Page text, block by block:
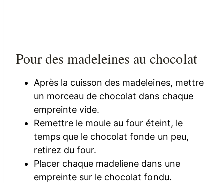
Pour des madeleines au chocolat
Après la cuisson des madeleines, mettre
un morceau de chocolat dans chaque
empreinte vide.
Remettre le moule au four éteint, le
temps que le chocolat fonde un peu,
retirez du four.
Placer chaque madeliene dans une
empreinte sur le chocolat fondu.